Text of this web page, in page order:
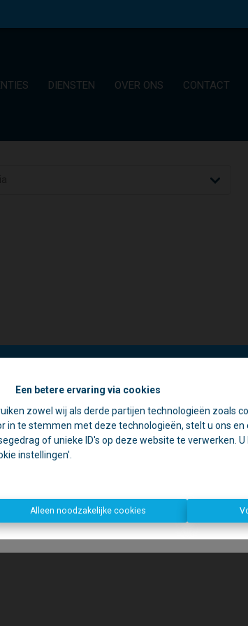
Een betere ervaring via cookies
zowel wij als derde partijen technologieën zoals
te stemmen met deze technologieën, stelt u ons en
of unieke ID's op deze website te verwerken.
instellingen'.
Alleen noodzakelijke cookies
DIENSTEN OVER ONS CONTACT
elke gesloten deur schuilt een goede reden. 🏡
we vaak op pad voor schattingen en
in de namiddag voornamelijk geopend op
Kom gerust binnen, we helpen u graag verder!
Dirk, Kurt en Lien